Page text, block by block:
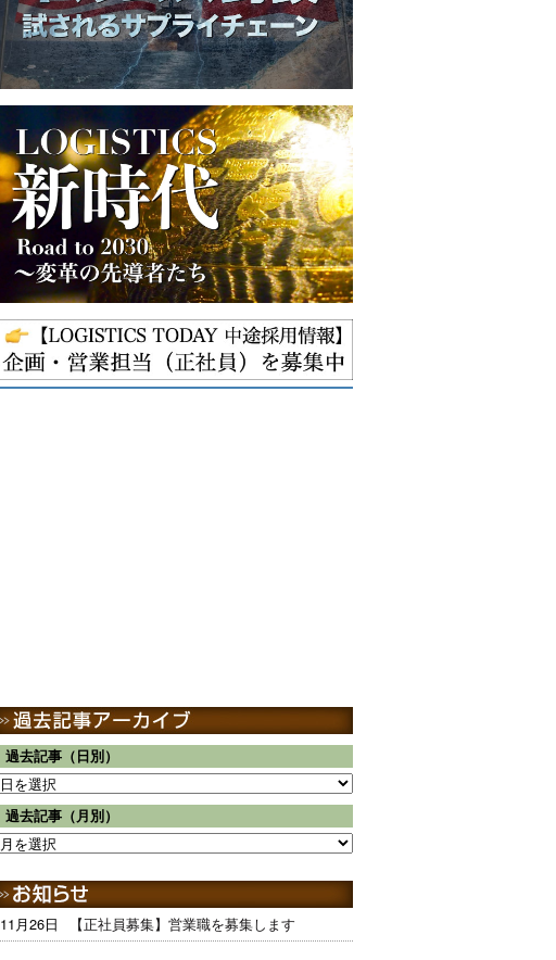
過去記事（日別）
過去記事（月別）
11月26日 【正社員募集】営業職を募集します